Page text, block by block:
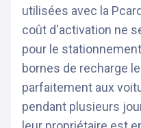
utilisées avec la
coût d'activation ne
pour le
bornes de recharge
parfaitement aux
pendant plusieurs